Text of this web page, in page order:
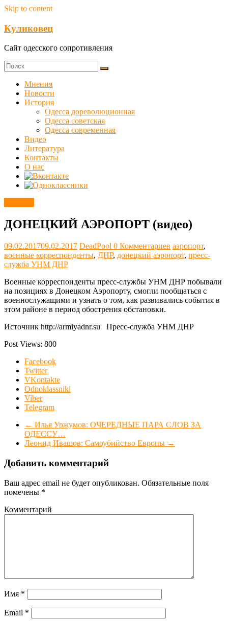
Skip to content
Куликовец
Сайт одесского сопротивления
Мнения
Новости
История
Одесса дореволюционная
Одесса советская
Одесса современная
Видео
Литература
Контакты
О нас
ДОНЕЦКИЙ АЭРОПОРТ (видео)
09.02.201709.02.2017 DeadPool 0 Комментариев аэропорт,
военные корреспонденты, ДНР, донецкий аэропорт, пресс-
служба УНМ ДНР
Военные корреспонденты пресс-службы УНМ ДНР побывали
на позициях в Донецком Аэропорту, смогли пообщаться с
военнослужащими и узнать о том, как развивались события в
этом районе в период обострения обстановки.
Источник http://armiyadnr.su Пресс-служба УНМ ДНР
Post Views: 800
Facebook
Twitter
VKontakte
Odnoklassniki
Viber
Telegram
← Илья Уржумов: ОЧЕРЕДНЫЕ ПАРА СЛОВ ЗА
ОДЕССУ…
Леонид Ивашов: Самоубийство Европы →
Добавить комментарий
Ваш адрес email не будет опубликован. Обязательные поля
помечены *
Комментарий
Имя *
Email *